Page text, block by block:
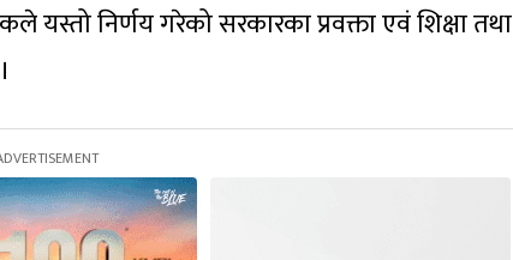
यस्तो निर्णय गरेको सरकारका प्रवक्ता एवं शिक्षा तथा